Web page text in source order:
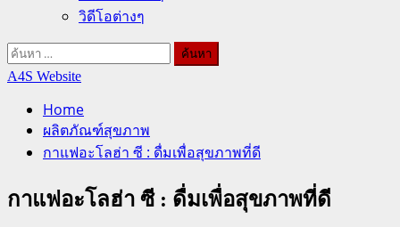
วิดีโอต่างๆ
ค้นหา
สำหรับ:
A4S Website
Home
ผลิตภัณฑ์สุขภาพ
กาแฟอะโลฮ่า ซี : ดื่มเพื่อสุขภาพที่ดี
กาแฟอะโลฮ่า ซี : ดื่มเพื่อสุขภาพที่ดี